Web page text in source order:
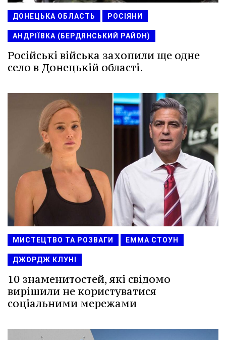
ДОНЕЦЬКА ОБЛАСТЬ РОСІЯНИ
АНДРІЇВКА (БЕРДЯНСЬКИЙ РАЙОН)
Російські війська захопили ще одне
село в Донецькій області.
МИСТЕЦТВО ТА РОЗВАГИ ЕММА СТОУН
ДЖОРДЖ КЛУНІ
10 знаменитостей, які свідомо
вирішили не користуватися
соціальними мережами